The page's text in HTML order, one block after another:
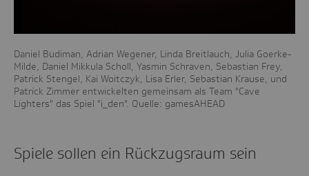
Daniel Budiman, Adrian Wegener, Linda Breitlauch, Julia Goerke-
Milde, Daniel Mikkula Scholl, Yasmin Schraven, Sebastian Frey,
Patrick Stengel, Kai Woitczyk, Lisa Erler, Sebastian Krause, und
Patrick Zimmer entwickelten gemeinsam als Team "Cave
Lighters" das Spiel "i_den". Quelle: gamesAHEAD
Spiele sollen ein Rückzugsraum sein